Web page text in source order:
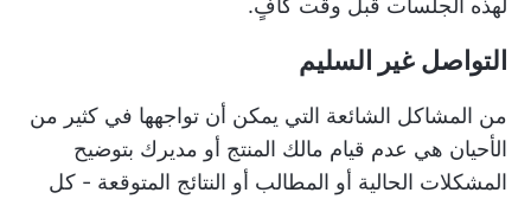
لهذه الجلسات قبل وقت كافٍ.
التواصل غير السليم
من المشاكل الشائعة التي يمكن أن تواجهها في كثير من
الأحيان هي عدم قيام مالك المنتج أو مديرك بتوضيح
المشكلات الحالية أو المطالب أو النتائج المتوقعة - كل